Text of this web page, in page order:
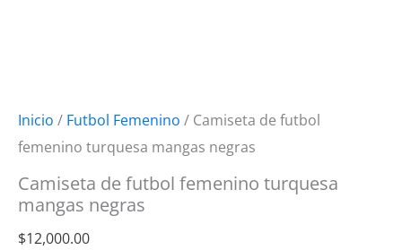
Inicio / Futbol Femenino / Camiseta de futbol
femenino turquesa mangas negras
Camiseta de futbol femenino turquesa
mangas negras
$12,000.00